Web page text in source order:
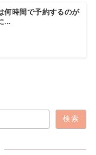
何時間で予約するのが
...
検索